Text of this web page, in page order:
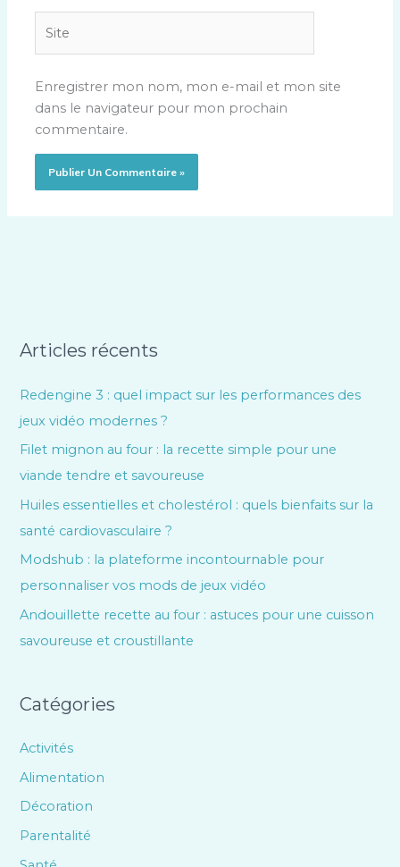
Enregistrer mon nom, mon e-mail et mon site
dans le navigateur pour mon prochain
commentaire.
Articles récents
Redengine 3 : quel impact sur les performances des
jeux vidéo modernes ?
Filet mignon au four : la recette simple pour une
viande tendre et savoureuse
Huiles essentielles et cholestérol : quels bienfaits sur la
santé cardiovasculaire ?
Modshub : la plateforme incontournable pour
personnaliser vos mods de jeux vidéo
Andouillette recette au four : astuces pour une cuisson
savoureuse et croustillante
Catégories
Activités
Alimentation
Décoration
Parentalité